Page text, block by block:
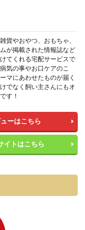
貨やおやつ、おもちゃ、
が掲載された情報誌など
てくれる宅配サービスで
気の事やお口ケアのこ
マにあわせたものが届く
でなく飼い主さんにもオ
す！
ーはこちら
イトはこちら